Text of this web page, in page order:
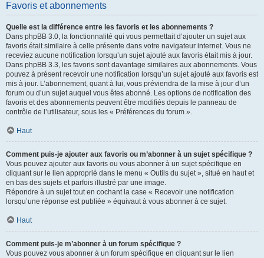
Favoris et abonnements
Quelle est la différence entre les favoris et les abonnements ?
Dans phpBB 3.0, la fonctionnalité qui vous permettait d’ajouter un sujet aux
favoris était similaire à celle présente dans votre navigateur internet. Vous ne
receviez aucune notification lorsqu’un sujet ajouté aux favoris était mis à jour.
Dans phpBB 3.3, les favoris sont davantage similaires aux abonnements. Vous
pouvez à présent recevoir une notification lorsqu’un sujet ajouté aux favoris est
mis à jour. L’abonnement, quant à lui, vous préviendra de la mise à jour d’un
forum ou d’un sujet auquel vous êtes abonné. Les options de notification des
favoris et des abonnements peuvent être modifiés depuis le panneau de
contrôle de l’utilisateur, sous les « Préférences du forum ».
Haut
Comment puis-je ajouter aux favoris ou m’abonner à un sujet spécifique ?
Vous pouvez ajouter aux favoris ou vous abonner à un sujet spécifique en
cliquant sur le lien approprié dans le menu « Outils du sujet », situé en haut et
en bas des sujets et parfois illustré par une image.
Répondre à un sujet tout en cochant la case « Recevoir une notification
lorsqu’une réponse est publiée » équivaut à vous abonner à ce sujet.
Haut
Comment puis-je m’abonner à un forum spécifique ?
Vous pouvez vous abonner à un forum spécifique en cliquant sur le lien